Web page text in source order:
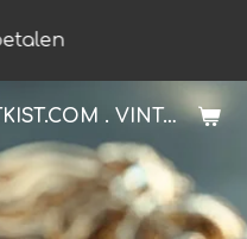
GOUDENSCHATKIST.COM . VINTAGE JUWELIER.